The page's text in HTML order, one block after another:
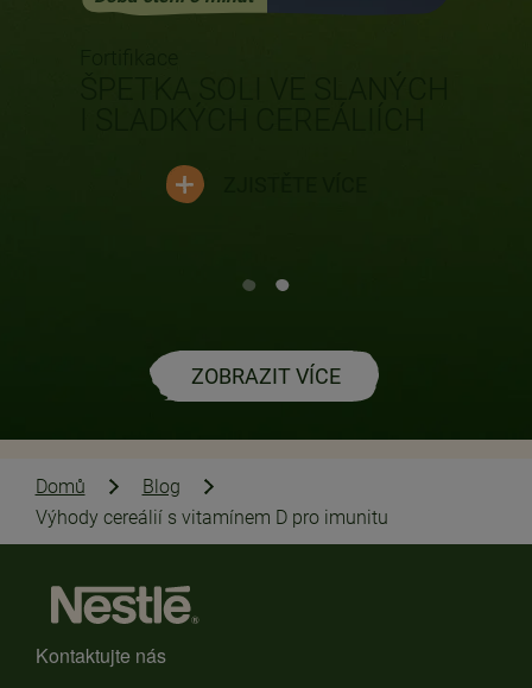
ZOBRAZIT VÍCE
Domů
Blog
Výhody cereálií s vitamínem D pro imunitu
Kontaktujte nás